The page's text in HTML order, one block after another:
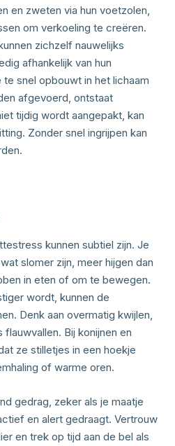
en zweten via hun voetzolen,
om verkoeling te creëren.
zichzelf nauwelijks
afhankelijk van hun
snel opbouwt in het lichaam
afgevoerd, ontstaat
tijdig wordt aangepakt, kan
Zonder snel ingrijpen kan
kunnen subtiel zijn. Je
slomer zijn, meer hijgen dan
in eten of om te bewegen.
wordt, kunnen de
Denk aan overmatig kwijlen,
Bij konijnen en
ze stilletjes in een hoekje
of warme oren.
gedrag, zeker als je maatje
en alert gedraagt. Vertrouw
en trek op tijd aan de bel als